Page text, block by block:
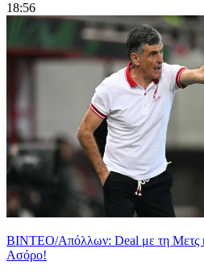
18:56
ΒΙΝΤΕΟ/Απόλλων: Deal με τη Μετς
Ασόρο!